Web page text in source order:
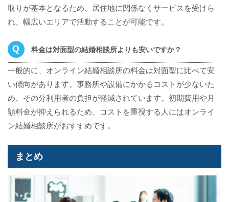
取りが基本となるため、居住地に関係なくサービスを受けら
れ、幅広いエリアで活動することが可能です。
料金は対面型の結婚相談所よりも安いですか？
一般的に、オンライン結婚相談所の料金は対面型に比べて安
い傾向があります。事務所や設備にかかるコストが少ないた
め、その分利用者の負担が軽減されています。初期費用や月
額料金が抑えられるため、コストを重視する人にはオンライ
ン結婚相談所がおすすめです。
まとめ